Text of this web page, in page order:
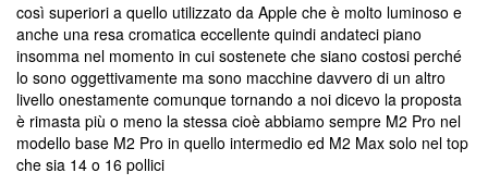
così superiori a quello utilizzato da Apple che è molto luminoso e
anche una resa cromatica eccellente quindi andateci piano
insomma nel momento in cui sostenete che siano costosi perché
lo sono oggettivamente ma sono macchine davvero di un altro
livello onestamente comunque tornando a noi dicevo la proposta
è rimasta più o meno la stessa cioè abbiamo sempre M2 Pro nel
modello base M2 Pro in quello intermedio ed M2 Max solo nel top
che sia 14 o 16 pollici